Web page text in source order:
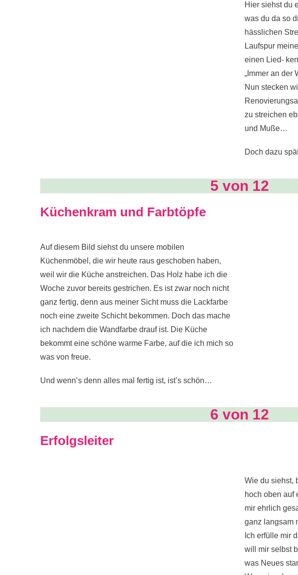
Hier siehst du
was du da so
hässlichen
Laufspur
einen Lied-
„Immer an der
Nun stecken
zu streichen
und Muße…
Doch dazu
5 von 12
Küchenkram und Farbtöpfe
Auf diesem Bild siehst du unsere mobilen
Küchenmöbel, die wir heute raus geschoben haben,
weil wir die Küche anstreichen. Das Holz habe ich die
Woche zuvor bereits gestrichen. Es ist zwar noch nicht
ganz fertig, denn aus meiner Sicht muss die Lackfarbe
noch eine zweite Schicht bekommen. Doch das mache
ich nachdem die Wandfarbe drauf ist. Die Küche
bekommt eine schöne warme Farbe, auf die ich mich so
was von freue.
Und wenn’s denn alles mal fertig ist, ist’s schön…
6 von 12
Erfolgsleiter
Wie du siehst,
hoch oben auf
mir ehrlich
ganz langsam
Ich erfülle mir
will mir selbst
was Neues